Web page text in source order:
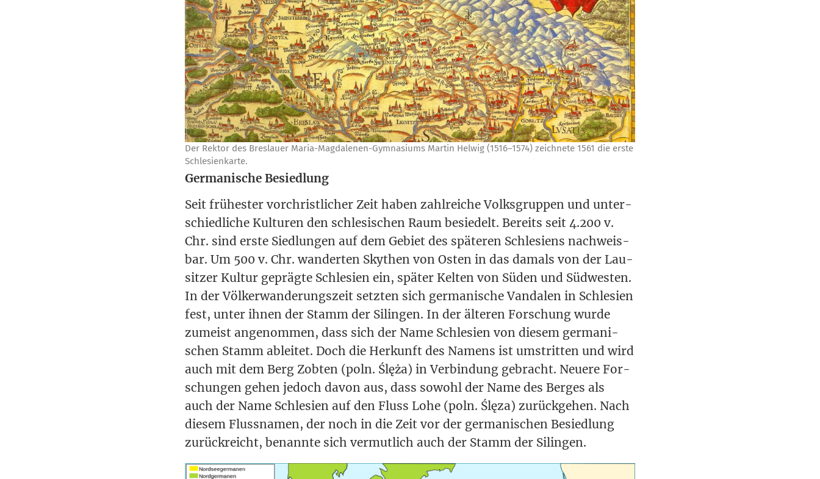
Der Rek­tor des Bres­lau­er Maria-Mag­da­le­nen-Gym­na­si­ums Mar­tin Hel­wig (1516–1574) zeich­ne­te 1561 die ers­te
Schlesienkarte.
Germanische Besiedlung
Seit frü­hes­ter vor­christ­li­cher Zeit haben zahl­rei­che Volks­grup­pen und unter­
schied­li­che Kul­tu­ren den schle­si­schen Raum besie­delt. Bereits seit 4.200 v.
Chr. sind ers­te Sied­lun­gen auf dem Gebiet des spä­te­ren Schle­si­ens nach­weis­
bar. Um 500 v. Chr. wan­der­ten Sky­then von Osten in das damals von der Lau­
sit­zer Kul­tur gepräg­te Schle­si­en ein, spä­ter Kel­ten von Süden und Süd­wes­ten.
In der Völ­ker­wan­de­rungs­zeit setz­ten sich ger­ma­ni­sche Van­da­len in Schle­si­en
fest, unter ihnen der Stamm der Silin­gen. In der älte­ren For­schung wur­de
zumeist ange­nom­men, dass sich der Name Schle­si­en von die­sem ger­ma­ni­
schen Stamm ablei­tet. Doch die Her­kunft des Namens ist umstrit­ten und wird
auch mit dem Berg Zob­ten (poln. Ślęża) in Ver­bin­dung gebracht. Neue­re For­
schun­gen gehen jedoch davon aus, dass sowohl der Name des Ber­ges als
auch der Name Schle­si­en auf den Fluss Lohe (poln. Ślę­za) zurück­ge­hen. Nach
die­sem Fluss­na­men, der noch in die Zeit vor der ger­ma­ni­schen Besied­lung
zurück­reicht, benann­te sich ver­mut­lich auch der Stamm der Silingen.